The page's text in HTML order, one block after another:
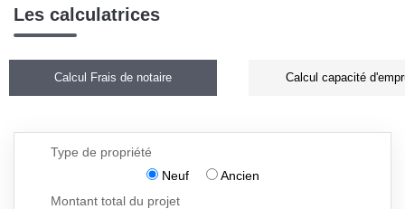
Les calculatrices
Calcul Frais de notaire Calcul capacité